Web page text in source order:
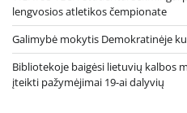
lengvosios atletikos čempionate
Galimybė mokytis Demokratinėje
Bibliotekoje baigėsi lietuvių kalbos
įteikti pažymėjimai 19-ai dalyvių